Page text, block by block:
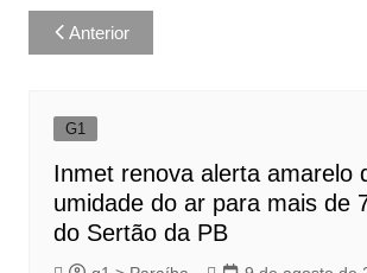
Navegação
de
Anterior
G1
Inmet renova alerta amarelo
umidade do ar para mais de
do Sertão da PB